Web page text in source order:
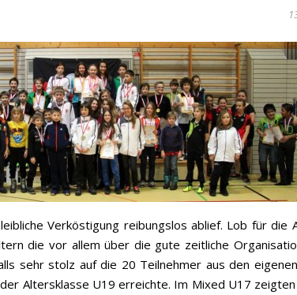
Verköstigung reibungslos ablief. Lob für
die vor allem über die gute zeitliche
sehr stolz auf die 20 Teilnehmer aus den
Altersklasse U19 erreichte. Im Mixed U17